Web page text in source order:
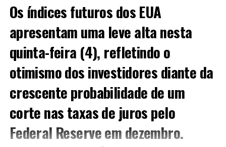
Além disso, dados financeiros extraídos de fontes como
Investing.com reforçam a competência da empresa na
administração dos seus recursos, valorizando os
indicadoresque impactam diretamente aanálise
perspectiva de crescimento.
2. Indicadores Técnicos e
Ferramentas de Análise
Para os traders profissionais, compreender os
Os índices futuros dos EUA
apresentam uma leve alta nesta
quinta-feira (4), refletindo o
otimismo dos investidores diante da
crescente probabilidade de um
corte nas taxas de jurospelo
Federal Reserveem dezembro.